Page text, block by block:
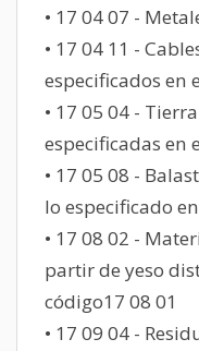
• 17 04 07 -
• 17 04 11 -
especificados en
• 17 05 04 -
especificadas en
• 17 05 08 -
lo especificado
• 17 08 02 -
partir de yeso
código17 08 01
• 17 09 04 -